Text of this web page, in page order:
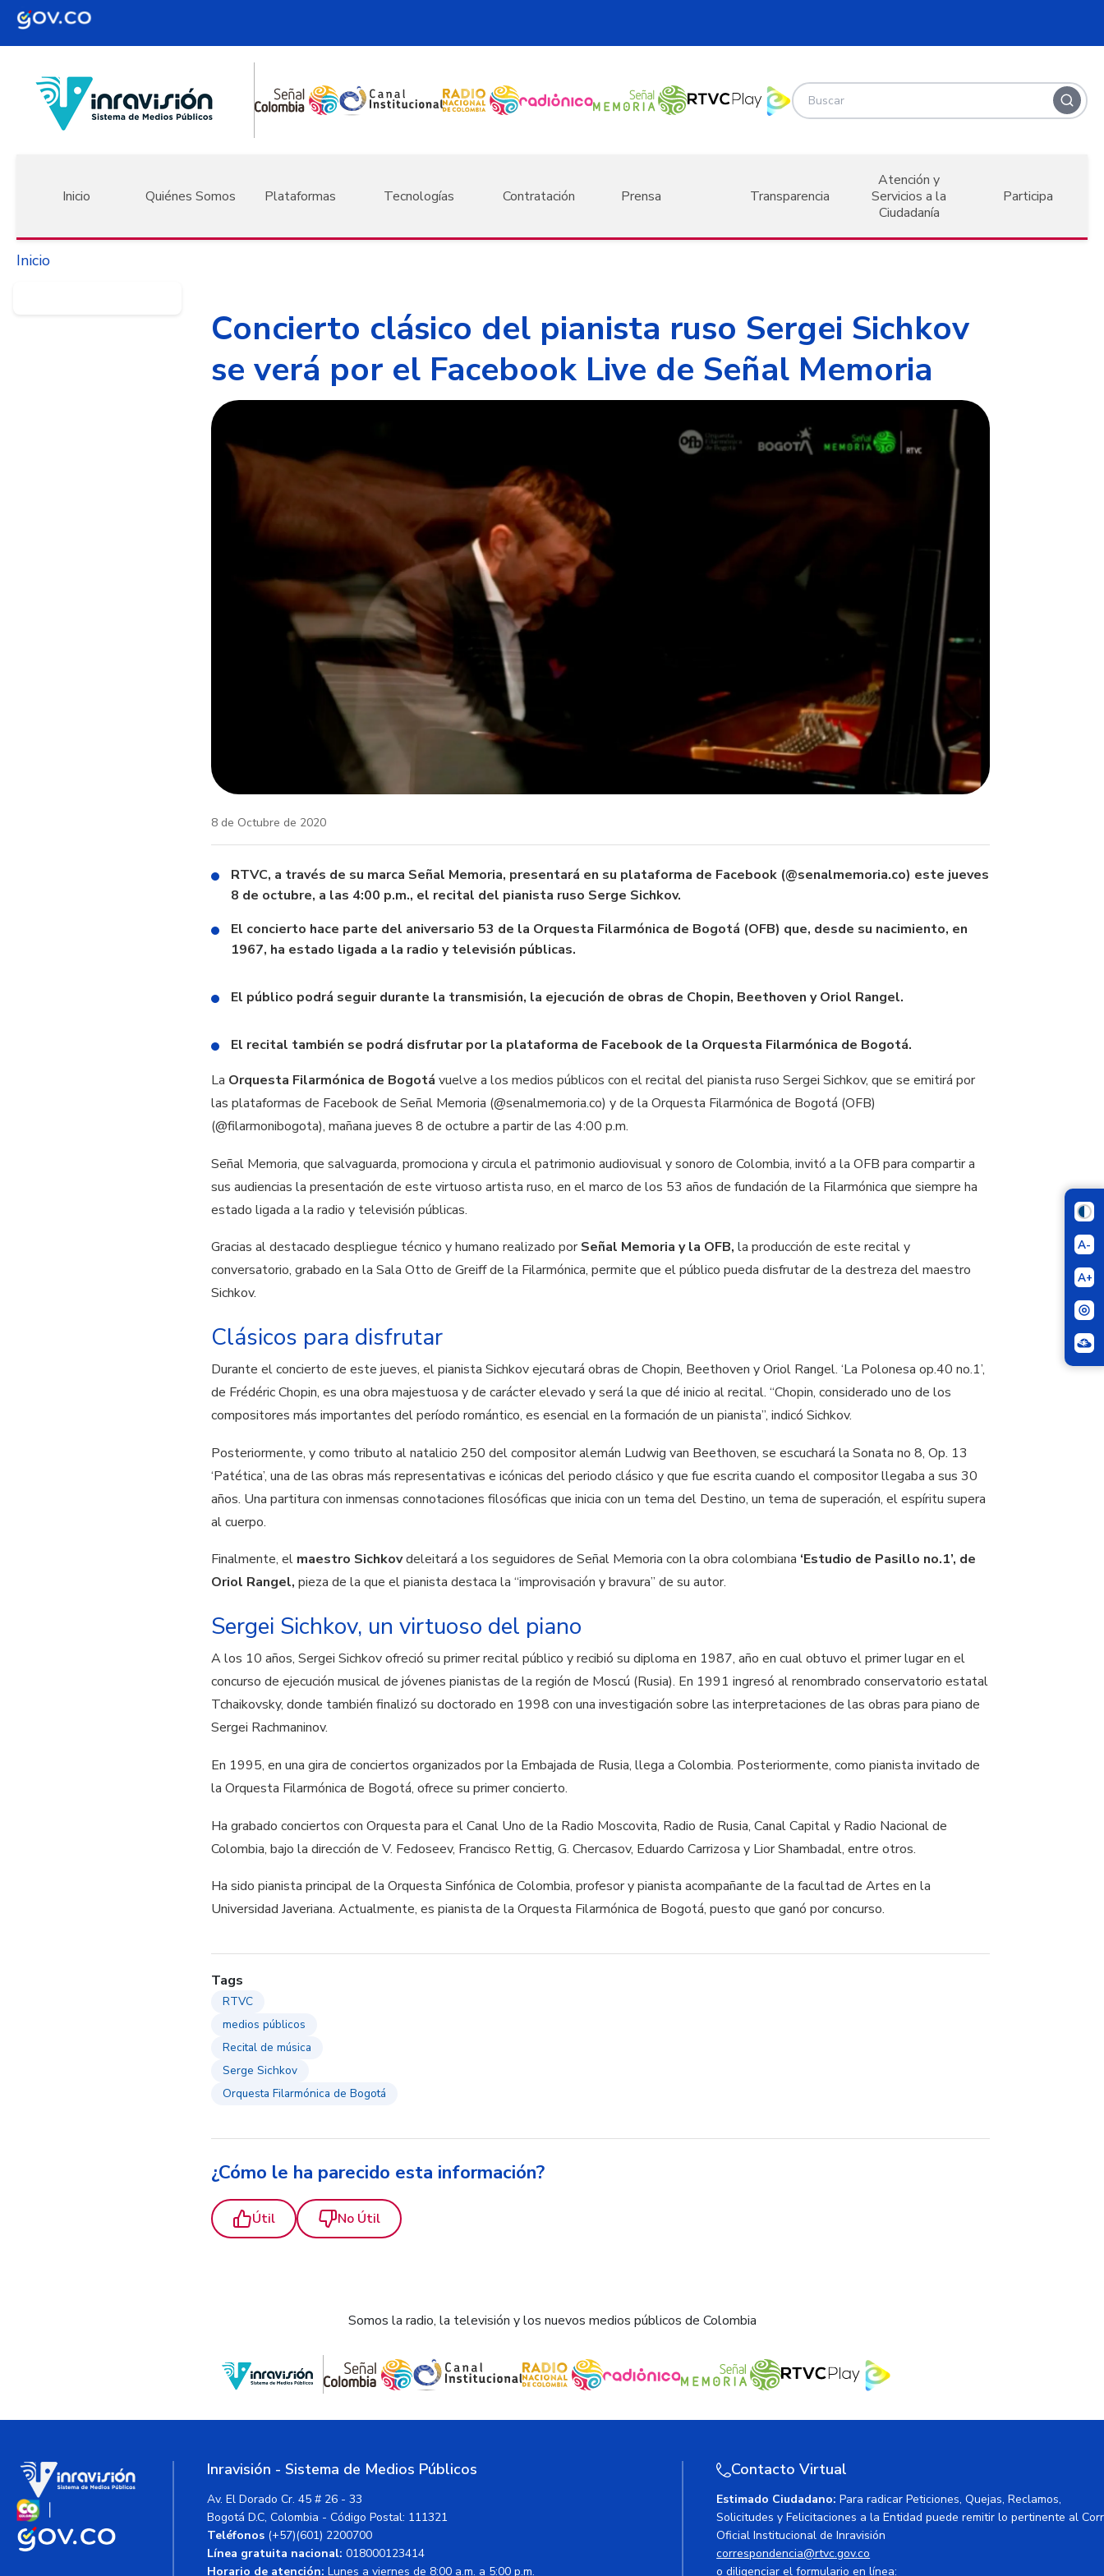
Pasar al contenido principal
Inicio Quiénes Somos Plataformas Tecnologías Contratación Prensa Transparencia
Atención y
Servicios a la
Ciudadanía
Participa
A-
A+
Inicio
Concierto clásico del pianista ruso Sergei Sichkov
se verá por el Facebook Live de Señal Memoria
8 de Octubre de 2020
RTVC, a través de su marca Señal Memoria, presentará en su plataforma de Facebook (@senalmemoria.co) este jueves
8 de octubre, a las 4:00 p.m., el recital del pianista ruso Serge Sichkov.
El concierto hace parte del aniversario 53 de la Orquesta Filarmónica de Bogotá (OFB) que, desde su nacimiento, en
1967, ha estado ligada a la radio y televisión públicas.
El público podrá seguir durante la transmisión, la ejecución de obras de Chopin, Beethoven y Oriol Rangel.
El recital también se podrá disfrutar por la plataforma de Facebook de la Orquesta Filarmónica de Bogotá.
La Orquesta Filarmónica de Bogotá vuelve a los medios públicos con el recital del pianista ruso Sergei Sichkov, que se emitirá por
las plataformas de Facebook de Señal Memoria (@senalmemoria.co) y de la Orquesta Filarmónica de Bogotá (OFB)
(@filarmonibogota), mañana jueves 8 de octubre a partir de las 4:00 p.m.
Señal Memoria, que salvaguarda, promociona y circula el patrimonio audiovisual y sonoro de Colombia, invitó a la OFB para compartir a
sus audiencias la presentación de este virtuoso artista ruso, en el marco de los 53 años de fundación de la Filarmónica que siempre ha
estado ligada a la radio y televisión públicas.
Gracias al destacado despliegue técnico y humano realizado porSeñal Memoria y la OFB, la producción de este recital y
conversatorio, grabado en la Sala Otto de Greiff de la Filarmónica, permite que el público pueda disfrutar de la destreza del maestro
Sichkov.
Clásicos para disfrutar
Durante el concierto de este jueves, el pianista Sichkov ejecutará obras de Chopin, Beethoven y Oriol Rangel. ‘La Polonesa op.40 no.1’,
de Frédéric Chopin, es una obra majestuosa y de carácter elevado y será la que dé inicio al recital. “Chopin, considerado uno de los
compositores más importantes del período romántico, es esencial en la formación de un pianista”, indicó Sichkov.
Posteriormente, y como tributo al natalicio 250 del compositor alemán Ludwig van Beethoven, se escuchará la Sonata no 8, Op. 13
‘Patética’, una de las obras más representativas e icónicas del periodo clásico y que fue escrita cuando el compositor llegaba a sus 30
años. Una partitura con inmensas connotaciones filosóficas que inicia con un tema del Destino, un tema de superación, el espíritu supera
al cuerpo.
Finalmente, el maestro Sichkovdeleitará a los seguidores de Señal Memoria con la obra colombiana ‘Estudio de Pasillo no.1’, de
Oriol Rangel,pieza de la que el pianista destaca la “improvisación y bravura” de su autor.
Sergei Sichkov, un virtuoso del piano
A los 10 años, Sergei Sichkov ofreció su primer recital público y recibió su diploma en 1987, año en cual obtuvo el primer lugar en el
concurso de ejecución musical de jóvenes pianistas de la región de Moscú (Rusia). En 1991 ingresó al renombrado conservatorio estatal
Tchaikovsky, donde también finalizó su doctorado en 1998 con una investigación sobre las interpretaciones de las obras para piano de
Sergei Rachmaninov.
En 1995, en una gira de conciertos organizados por la Embajada de Rusia, llega a Colombia. Posteriormente, como pianista invitado de
la Orquesta Filarmónica de Bogotá, ofrece su primer concierto.
Ha grabado conciertos con Orquesta para el Canal Uno de la Radio Moscovita, Radio de Rusia, Canal Capital y Radio Nacional de
Colombia, bajo la dirección de V. Fedoseev, Francisco Rettig, G. Chercasov, Eduardo Carrizosa y Lior Shambadal, entre otros.
Ha sido pianista principal de la Orquesta Sinfónica de Colombia, profesor y pianista acompañante de la facultad de Artes en la
Universidad Javeriana. Actualmente, es pianista de la Orquesta Filarmónica de Bogotá, puesto que ganó por concurso.
Tags
RTVC
medios públicos
Recital de música
Serge Sichkov
Orquesta Filarmónica de Bogotá
¿Cómo le ha parecido esta información?
Útil No Útil
Somos la radio, la televisión y los nuevos medios públicos de Colombia
Inravisión - Sistema de Medios Públicos
Av. El Dorado Cr. 45 # 26 - 33
Bogotá D.C, Colombia - Código Postal: 111321
Teléfonos (+57)(601) 2200700
Línea gratuita nacional: 018000123414
Horario de atención: Lunes a viernes de 8:00 a.m. a 5:00 p.m.
Contacto Virtual
Estimado Ciudadano: Para radicar Peticiones, Quejas, Reclamos,
Solicitudes y Felicitaciones a la Entidad puede remitir lo pertinente al
Oficial Institucional de Inravisión
correspondencia@rtvc.gov.co
o diligenciar el formulario en línea: